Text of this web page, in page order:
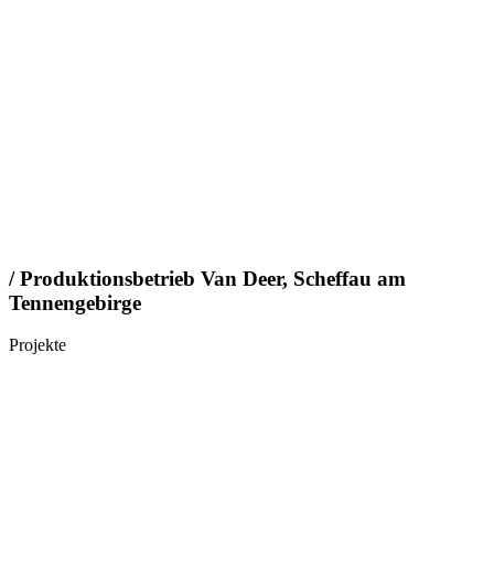
/ Produktionsbetrieb Van Deer, Scheffau am
Tennengebirge
Projekte